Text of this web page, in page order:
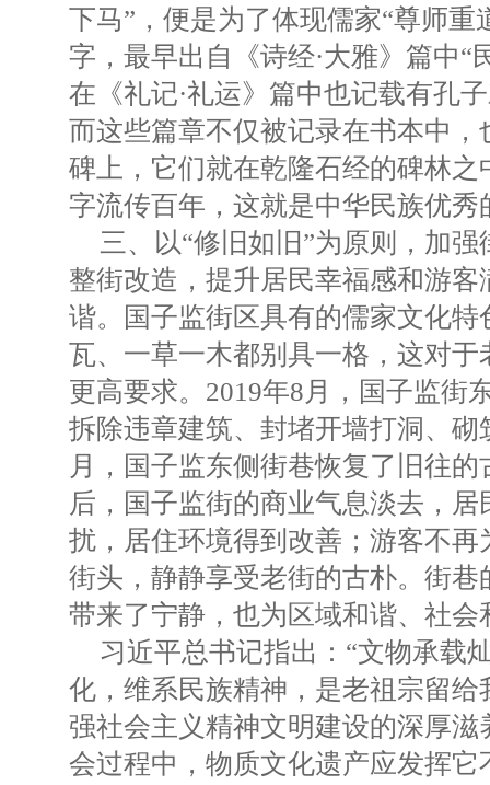
下马”，便是为了体现儒家“尊师重
字，最早出自《诗经·大雅》篇中“
在《礼记·礼运》篇中也记载有孔
而这些篇章不仅被记录在书本中
碑上，它们就在乾隆石经的碑林
字流传百年，这就是中华民族优秀
三、以“修旧如旧”为原则，加
整街改造，提升居民幸福感和游
谐。国子监街区具有的儒家文化特
瓦、一草一木都别具一格，这对
更高要求。2019年8月，国子监街
拆除违章建筑、封堵开墙打洞、
月，国子监东侧街巷恢复了旧往
后，国子监街的商业气息淡去，
扰，居住环境得到改善；游客不
街头，静静享受老街的古朴。街
带来了宁静，也为区域和谐、社会
习近平总书记指出：“文物承载
化，维系民族精神，是老祖宗留
强社会主义精神文明建设的深厚滋
会过程中，物质文化遗产应发挥